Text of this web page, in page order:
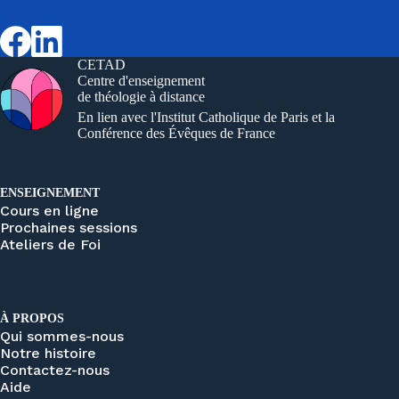
CETAD
Centre d'enseignement
de théologie à distance
En lien avec l'Institut Catholique de Paris et la
Conférence des Évêques de France
ENSEIGNEMENT
Cours en ligne
Prochaines sessions
Ateliers de Foi
À PROPOS
Qui sommes-nous
Notre histoire
Contactez-nous
Aide